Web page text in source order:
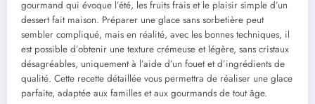
gourmand qui évoque l’été, les fruits frais et le plaisir simple d’un
dessert fait maison. Préparer une glace sans sorbetière peut
sembler compliqué, mais en réalité, avec les bonnes techniques, il
est possible d’obtenir une texture crémeuse et légère, sans cristaux
désagréables, uniquement à l’aide d’un fouet et d’ingrédients de
qualité. Cette recette détaillée vous permettra de réaliser une glace
parfaite, adaptée aux familles et aux gourmands de tout âge.